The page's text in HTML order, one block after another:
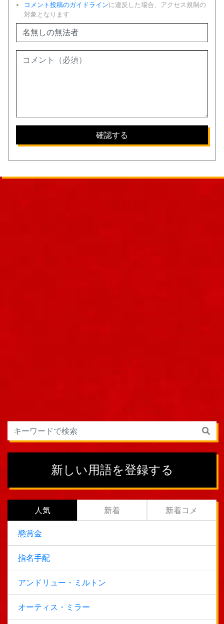
コメント投稿のガイドラインに違反した場合、アクセス規制の
対象となります
新しい用語を登録する
人気 新着 新着コメ
懸賞金
指名手配
アンドリュー・ミルトン
オーティス・ミラー